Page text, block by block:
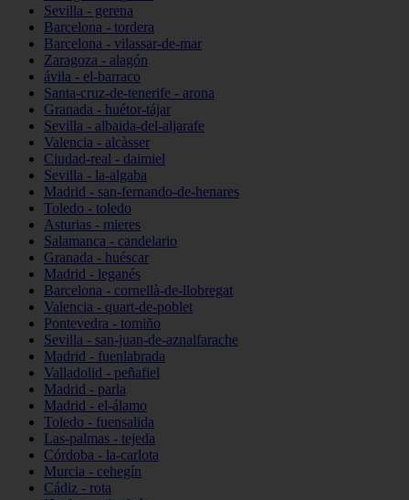
Sevilla - gerena
Barcelona - tordera
Barcelona - vilassar-de-mar
Zaragoza - alagón
ávila - el-barraco
Santa-cruz-de-tenerife - arona
Granada - huétor-tájar
Sevilla - albaida-del-aljarafe
Valencia - alcàsser
Ciudad-real - daimiel
Sevilla - la-algaba
Madrid - san-fernando-de-henares
Toledo - toledo
Asturias - mieres
Salamanca - candelario
Granada - huéscar
Madrid - leganés
Barcelona - cornellà-de-llobregat
Valencia - quart-de-poblet
Pontevedra - tomiño
Sevilla - san-juan-de-aznalfarache
Madrid - fuenlabrada
Valladolid - peñafiel
Madrid - parla
Madrid - el-álamo
Toledo - fuensalida
Las-palmas - tejeda
Córdoba - la-carlota
Murcia - cehegín
Cádiz - rota